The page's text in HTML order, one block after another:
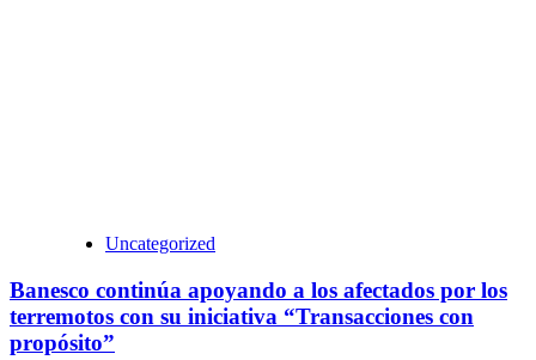
Uncategorized
Banesco continúa apoyando a los afectados por los
terremotos con su iniciativa “Transacciones con
propósito”